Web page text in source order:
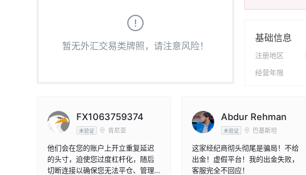
5
8
9
暂无外汇交易类牌照，请注意风险！
基础信息
注册地区
经营年限
FX1063759374
未验证 肯尼亚
他们会在您的账户上开立重复延迟
的头寸，迫使您过度杠杆化，随后
切断连接以确保您无法平仓、管理
Abdur Rehman
未验证 巴基斯坦
这家经纪商彻头彻尾是骗局！不给
出金！虚假平台！我的出金失败，
客服完全不回应！